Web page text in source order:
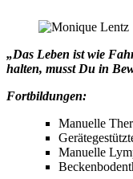
„Das Leben ist wie
halten, musst Du in
Fortbildungen:
Manuelle
Manuelle